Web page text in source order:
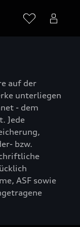
auf der
unterliegen
- dem
Jede
bzw.
ASF sowie